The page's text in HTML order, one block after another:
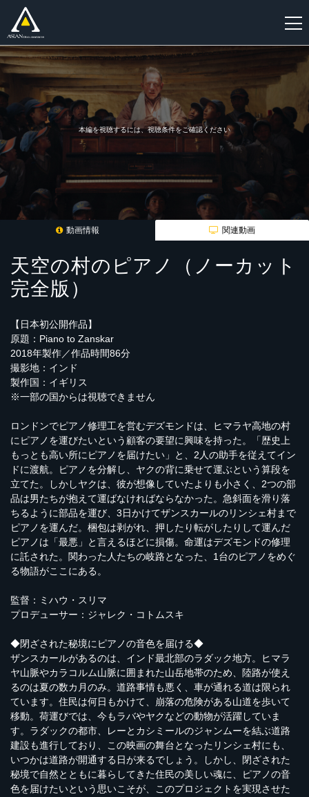
録
本編を視聴するには、視聴条件をご確認ください
動画情報 関連動画
天空の村のピアノ（ノーカット
完全版）
【日本初公開作品】
原題：Piano to Zanskar
2018年製作／作品時間86分
撮影地：インド
製作国：イギリス
※一部の国からは視聴できません
ロンドンでピアノ修理工を営むデズモンドは、ヒマラヤ高地の村
にピアノを運びたいという顧客の要望に興味を持った。「歴史上
もっとも高い所にピアノを届けたい」と、2人の助手を従えてイン
ドに渡航。ピアノを分解し、ヤクの背に乗せて運ぶという算段を
立てた。しかしヤクは、彼が想像していたよりも小さく、2つの部
品は男たちが抱えて運ばなければならなかった。急斜面を滑り落
ちるように部品を運び、3日かけてザンスカールのリンシェ村まで
ピアノを運んだ。梱包は剥がれ、押したり転がしたりして運んだ
ピアノは「最悪」と言えるほどに損傷。命運はデズモンドの修理
に託された。関わった人たちの岐路となった、1台のピアノをめぐ
る物語がここにある。
監督：ミハウ・スリマ
プロデューサー：ジャレク・コトムスキ
◆閉ざされた秘境にピアノの音色を届ける◆
ザンスカールがあるのは、インド最北部のラダック地方。ヒマラ
ヤ山脈やカラコルム山脈に囲まれた山岳地帯のため、陸路が使え
るのは夏の数カ月のみ。道路事情も悪く、車が通れる道は限られ
ています。住民は何日もかけて、崩落の危険がある山道を歩いて
移動。荷運びでは、今もラバやヤクなどの動物が活躍していま
す。ラダックの都市、レーとカシミールのジャンムーを結ぶ道路
建設も進行しており、この映画の舞台となったリンシェ村にも、
いつかは道路が開通する日が来るでしょう。しかし、閉ざされた
秘境で自然とともに暮らしてきた住民の美しい魂に、ピアノの音
色を届けたいという思いこそが、このプロジェクトを実現させた